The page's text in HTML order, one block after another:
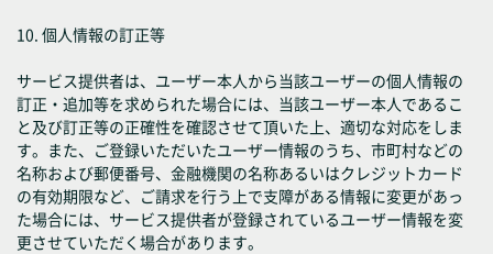
10. 個人情報の訂正等
サービス提供者は、ユーザー本人から当該ユーザーの個人情報の
訂正・追加等を求められた場合には、当該ユーザー本人であるこ
と及び訂正等の正確性を確認させて頂いた上、適切な対応をしま
す。また、ご登録いただいたユーザー情報のうち、市町村などの
名称および郵便番号、金融機関の名称あるいはクレジットカード
の有効期限など、ご請求を行う上で支障がある情報に変更があっ
た場合には、サービス提供者が登録されているユーザー情報を変
更させていただく場合があります。